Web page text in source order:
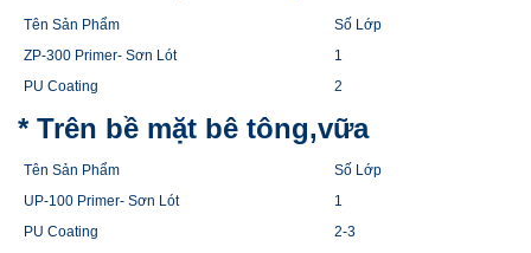
Tên Sản Phẩm
Số Lớp
ZP-300 Primer- Sơn Lót
1
PU Coating
2
* Trên bề mặt bê tông,vữa
Tên Sản Phẩm
Số Lớp
UP-100 Primer- Sơn Lót
1
PU Coating 2-3